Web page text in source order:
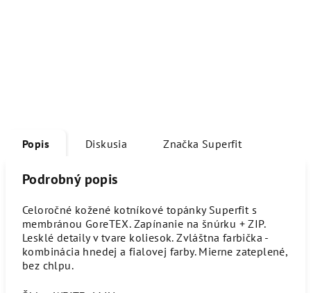
Popis Diskusia Značka Superfit
Podrobný popis
Celoročné kožené kotníkové topánky Superfit s
membránou GoreTEX. Zapínanie na šnúrku + ZIP.
Lesklé detaily v tvare koliesok. Zvláštna farbička -
kombinácia hnedej a fialovej farby. Mierne zateplené,
bez chlpu.